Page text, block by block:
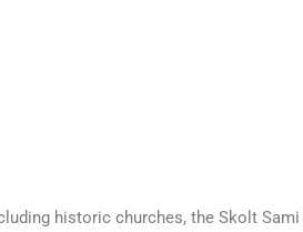
historic churches, the Skolt Sami